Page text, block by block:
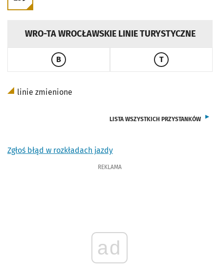
PRZEJDŹ DO ROZKŁADU LINII
WRO-TA WROCŁAWSKIE LINIE TURYSTYCZNE
BPRZEJDŹ DO ROZKŁADU LINIITPRZEJDŹ DO
linie zmienione
LISTA WSZYSTKICH PRZYSTANKÓW
Zgłoś błąd w rozkładach jazdy
REKLAMA
ad